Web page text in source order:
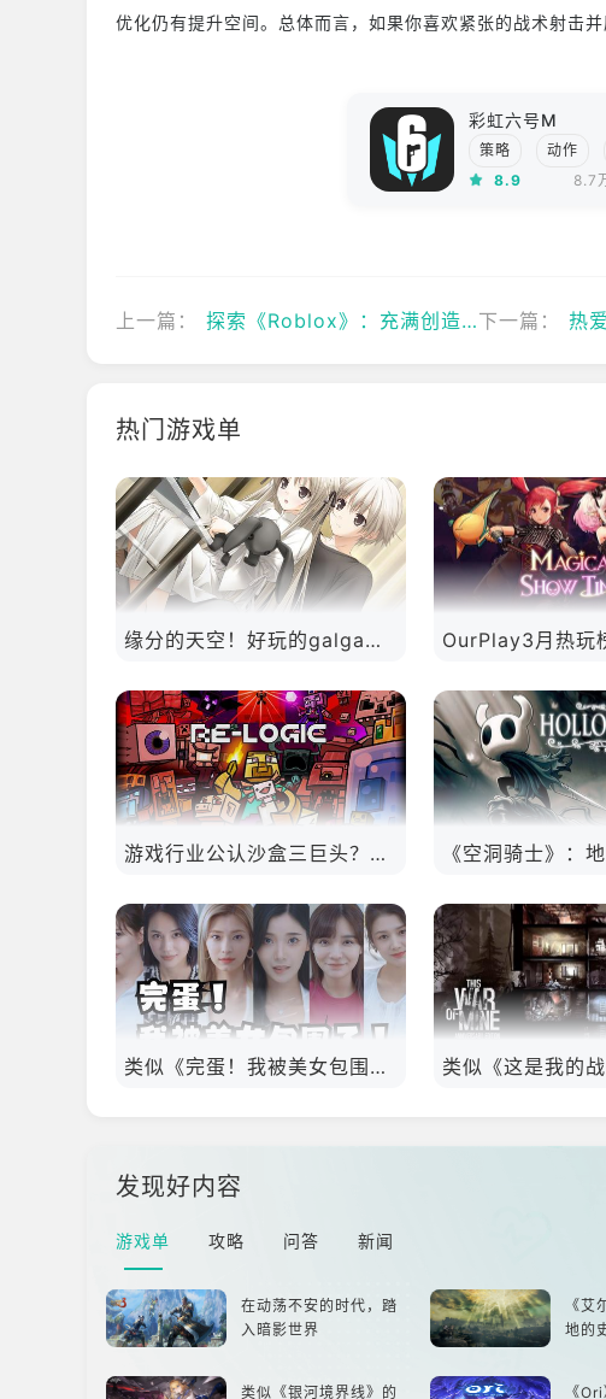
优化仍有提升空间。总体而言，如果你喜欢紧张的战术射击
彩虹六号M
策略 动作
8.9
8.7
上一篇： 探索《Roblox》：充满创造力的虚拟乐园 下一篇： 热爱
热门游戏单
缘分的天空！好玩的galgame推荐！
游戏行业公认沙盒三巨头？你都玩过吗？
类似《完蛋！我被美女包围了！》的游戏推荐！快来和赛博人谈恋爱吧！
发现好内容
游戏单 攻略 问答 新闻
在动荡不安的时代，踏
入暗影世界
《艾
地的
类似《银河境界线》的 《